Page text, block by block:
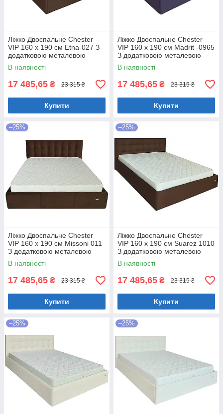
Ліжко Двоспальне Chester
VIP 160 х 190 см Etna-027 З
додатковою металевою
цільнозварною рамою
Коричневий
В наявності
17 485,65 ₴ 23 315 ₴
Купити
Ліжко Двоспальне Chester
VIP 160 х 190 см Madrit -0965
З додатковою металевою
цільнозварною рамою
Фіолетовий
В наявності
17 485,65 ₴ 23 315 ₴
Купити
–25%
Ліжко Двоспальне Chester
VIP 160 х 190 см Missoni 011
З додатковою металевою
цільнозварною рамою
Темно-коричневий
В наявності
17 485,65 ₴ 23 315 ₴
Купити
–25%
Ліжко Двоспальне Chester
VIP 160 х 190 см Suarez 1010
З додатковою металевою
цільнозварною рамою
Коричневий
В наявності
17 485,65 ₴ 23 315 ₴
Купити
–25% –25%